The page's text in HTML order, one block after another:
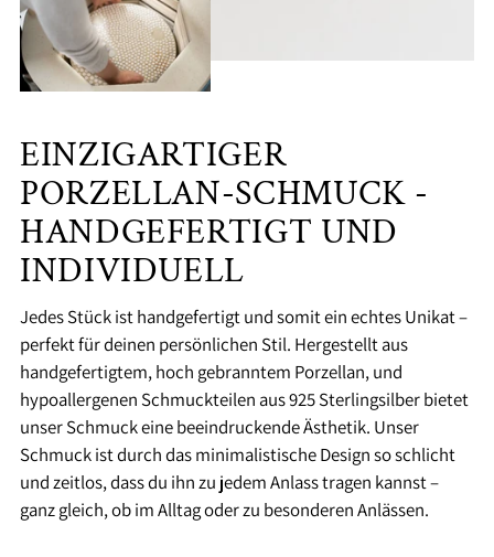
EINZIGARTIGER
PORZELLAN-SCHMUCK -
HANDGEFERTIGT UND
INDIVIDUELL
Jedes Stück ist handgefertigt und somit ein echtes Unikat –
perfekt für deinen persönlichen Stil. Hergestellt aus
handgefertigtem, hoch gebranntem Porzellan, und
hypoallergenen Schmuckteilen aus 925 Sterlingsilber bietet
unser Schmuck eine beeindruckende Ästhetik. Unser
Schmuck ist durch das minimalistische Design so schlicht
und zeitlos, dass du ihn zu jedem Anlass tragen kannst –
ganz gleich, ob im Alltag oder zu besonderen Anlässen.